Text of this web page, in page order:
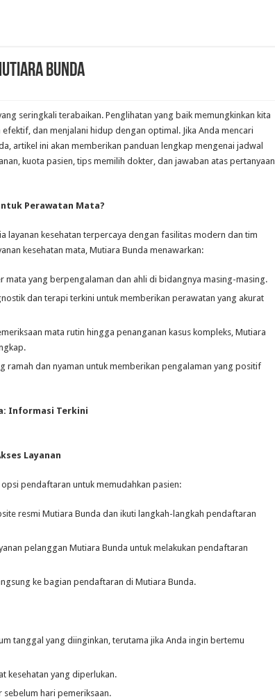
Bunda
seringkali terabaikan. Penglihatan yang baik memungkinkan kita
dan menjalani hidup dengan optimal. Jika Anda mencari
artikel ini akan memberikan panduan lengkap mengenai jadwal
kuota pasien, tips memilih dokter, dan jawaban atas pertanyaan
Perawatan Mata?
layanan kesehatan terpercaya dengan fasilitas modern dan tim
kesehatan mata, Mutiara Bunda menawarkan:
mata yang berpengalaman dan ahli di bidangnya masing-masing.
dan terapi terkini untuk memberikan perawatan yang akurat
mata rutin hingga penanganan kasus kompleks, Mutiara
ramah dan nyaman untuk memberikan pengalaman yang positif
Informasi Terkini
Layanan
pendaftaran untuk memudahkan pasien:
resmi Mutiara Bunda dan ikuti langkah-langkah pendaftaran
pelanggan Mutiara Bunda untuk melakukan pendaftaran
ke bagian pendaftaran di Mutiara Bunda.
tanggal yang diinginkan, terutama jika Anda ingin bertemu
kesehatan yang diperlukan.
hari pemeriksaan.